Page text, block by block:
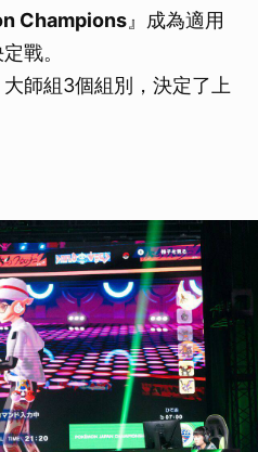
Champions 』成為適用
戰。
師組3個組別，決定了上